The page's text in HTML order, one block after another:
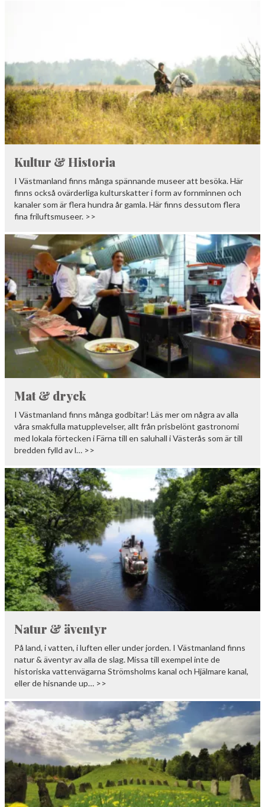
Kultur & Historia
I Västmanland finns många spännande museer att besöka. Här
finns också ovärderliga kulturskatter i form av fornminnen och
kanaler som är flera hundra år gamla. Här finns dessutom flera
fina friluftsmuseer. >>
Mat & dryck
I Västmanland finns många godbitar! Läs mer om några av alla
våra smakfulla matupplevelser, allt från prisbelönt gastronomi
med lokala förtecken i Färna till en saluhall i Västerås som är till
bredden fylld av l… >>
Natur & äventyr
På land, i vatten, i luften eller under jorden. I Västmanland finns
natur & äventyr av alla de slag. Missa till exempel inte de
historiska vattenvägarna Strömsholms kanal och Hjälmare kanal,
eller de hisnande up… >>